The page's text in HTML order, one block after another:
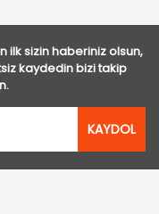
ilk sizin haberiniz olsun,
kaydedin bizi takip
KAYDOL